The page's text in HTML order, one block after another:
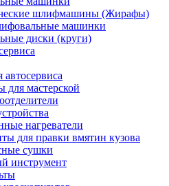
шлифмашины (Жирафы)
машинки
диски (круги)
для мастерской
нагреватели
для правки вмятин кузова
сушки
инструмент